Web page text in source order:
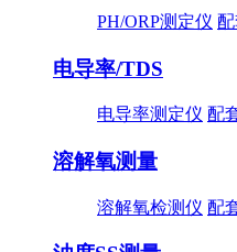
PH/ORP测定仪
电导率/TDS
电导率测定仪 配
溶解氧测量
溶解氧检测仪 配